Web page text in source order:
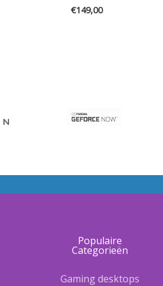
€149,00
Populaire
Categorieën
Gaming desktops